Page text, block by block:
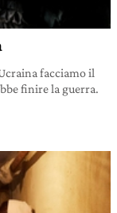
facciamo il
finire la guerra.